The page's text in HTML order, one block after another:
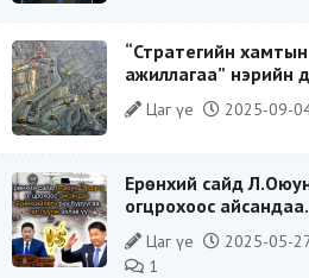
“Стратегийн хамтын
ажиллагаа” нэрийн
“Чимээгүй хөрөнгө
Цаг үе 2025-09-
Ерөнхий сайд
огцрохоос айсандаа
Ерөнхийлөгч рүү
чиглүүлж эхлэв үү
Цаг үе
2025-05-
1